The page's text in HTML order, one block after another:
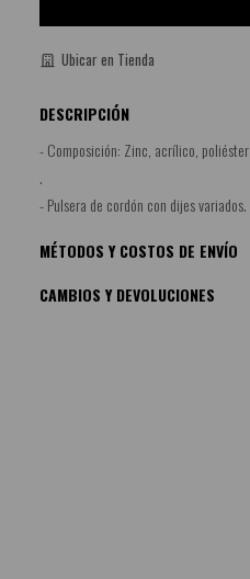
Ubicar en Tienda
DESCRIPCIÓN
- Composición: Zinc, acrílico, poliéster
.
- Pulsera de cordón con dijes variados.
MÉTODOS Y COSTOS DE ENVÍO
CAMBIOS Y DEVOLUCIONES